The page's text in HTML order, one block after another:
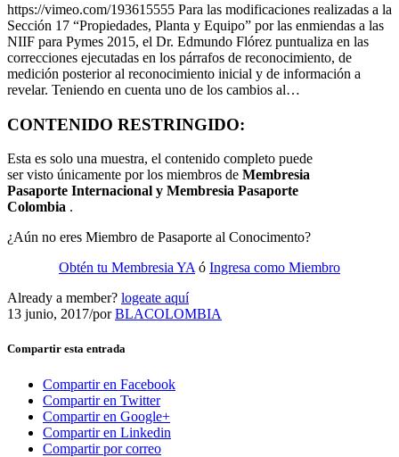
https://vimeo.com/193615555 Para las modificaciones realizadas a la
Sección 17 “Propiedades, Planta y Equipo” por las enmiendas a las
NIIF para Pymes 2015, el Dr. Edmundo Flórez puntualiza en las
correcciones ejecutadas en los párrafos de reconocimiento, de
medición posterior al reconocimiento inicial y de información a
revelar. Teniendo en cuenta uno de los cambios al…
CONTENIDO RESTRINGIDO:
Esta es solo una muestra, el contenido completo puede
ser visto únicamente por los miembros de Membresia
Pasaporte Internacional y Membresia Pasaporte
Colombia .
¿Aún no eres Miembro de Pasaporte al Conocimento?
Obtén tu Membresia YA ó Ingresa como Miembro
Already a member? logeate aquí
13 junio, 2017/porBLACOLOMBIA
Compartir esta entrada
Compartir en Facebook
Compartir en Twitter
Compartir en Google+
Compartir en Linkedin
Compartir por correo